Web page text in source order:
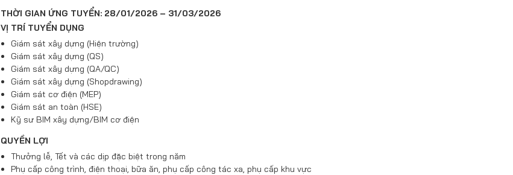
THỜI GIAN ỨNG TUYỂN: 28/01/2026 – 31/03/2026
VỊ TRÍ TUYỂN DỤNG
Giám sát xây dựng (Hiện trường)
Giám sát xây dựng (QS)
Giám sát xây dựng (QA/QC)
Giám sát xây dựng (Shopdrawing)
Giám sát cơ điện (MEP)
Giám sát an toàn (HSE)
Kỹ sư BIM xây dựng/BIM cơ điện
QUYỀN LỢI
Thưởng lễ, Tết và các dịp đặc biệt trong năm
Phụ cấp công trình, điện thoại, bữa ăn, phụ cấp công tác xa, phụ cấp khu vực